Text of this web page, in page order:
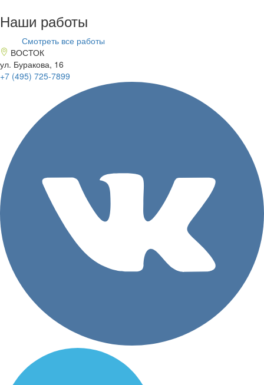
Наши работы
Смотреть все работы
ВОСТОК
ул. Буракова, 16
+7 (495) 725-7899